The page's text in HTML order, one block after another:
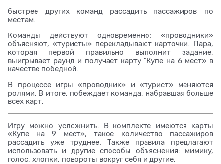
быстрее других команд рассадить пассажиров по
местам.
Команды действуют одновременно: «проводники»
объясняют, «туристы» перекладывают карточки. Пара,
которая первой правильно выполнит задание,
выигрывает раунд и получает карту "Купе на 6 мест» в
качестве победной.
В процессе игры «проводник» и «турист» меняются
ролями. В итоге, побеждает команда, набравшая больше
всех карт.
Игру можно усложнить. В комплекте имеются карты
«Купе на 9 мест», такое количество пассажиров
рассадить уже труднее. Также правила предлагают
использовать и другие способы объяснения: мимику,
голос, хлопки, повороты вокруг себя и другие.